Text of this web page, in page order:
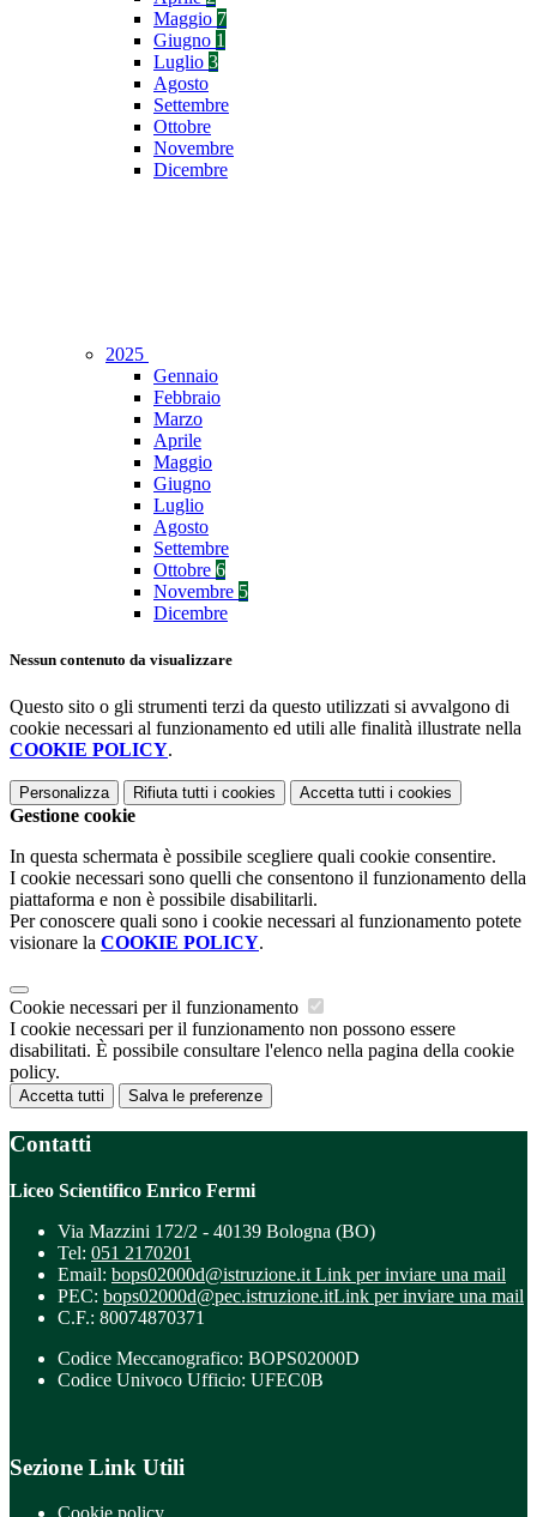
Maggio 7
Giugno 1
Luglio 3
Agosto
Settembre
Ottobre
Novembre
Dicembre
2025
Gennaio
Febbraio
Marzo
Aprile
Maggio
Giugno
Luglio
Agosto
Settembre
Ottobre 6
Novembre 5
Dicembre
Nessun contenuto da visualizzare
Questo sito o gli strumenti terzi da questo utilizzati si avvalgono di
cookie necessari al funzionamento ed utili alle finalità illustrate nella
COOKIE POLICY.
Personalizza Rifiuta tutti i cookies Accetta tutti i cookies
Gestione cookie
In questa schermata è possibile scegliere quali cookie consentire.
I cookie necessari sono quelli che consentono il funzionamento della
piattaforma e non è possibile disabilitarli.
Per conoscere quali sono i cookie necessari al funzionamento potete
visionare la COOKIE POLICY.
Cookie necessari per il funzionamento
I cookie necessari per il funzionamento non possono essere
disabilitati. È possibile consultare l'elenco nella pagina della cookie
policy.
Accetta tutti Salva le preferenze
Contatti
Liceo Scientifico Enrico Fermi
Via Mazzini 172/2 - 40139 Bologna (BO)
Tel: 051 2170201
Email: bops02000d@istruzione.it Link per inviare una mail
PEC: bops02000d@pec.istruzione.itLink per inviare una mail
C.F.: 80074870371
Codice Meccanografico: BOPS02000D
Codice Univoco Ufficio: UFEC0B
Sezione Link Utili